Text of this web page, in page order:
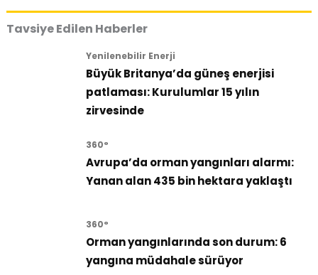
Tavsiye Edilen Haberler
Yenilenebilir Enerji
Büyük Britanya’da güneş enerjisi
patlaması: Kurulumlar 15 yılın
zirvesinde
360°
Avrupa’da orman yangınları alarmı:
Yanan alan 435 bin hektara yaklaştı
360°
Orman yangınlarında son durum: 6
yangına müdahale sürüyor